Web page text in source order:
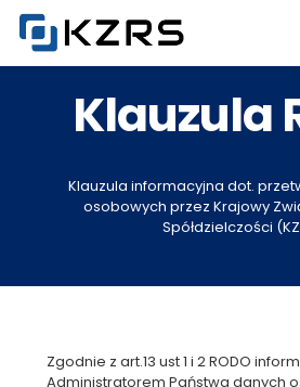
Klauzula
Klauzula informacyjna dot.
osobowych przez Krajowy
Spółdzielczości
Zgodnie z art.13 ust 1 i 2 RODO
Administratorem Państwa danych